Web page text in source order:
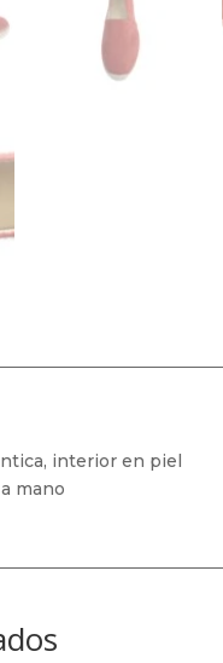
interior en piel
mano